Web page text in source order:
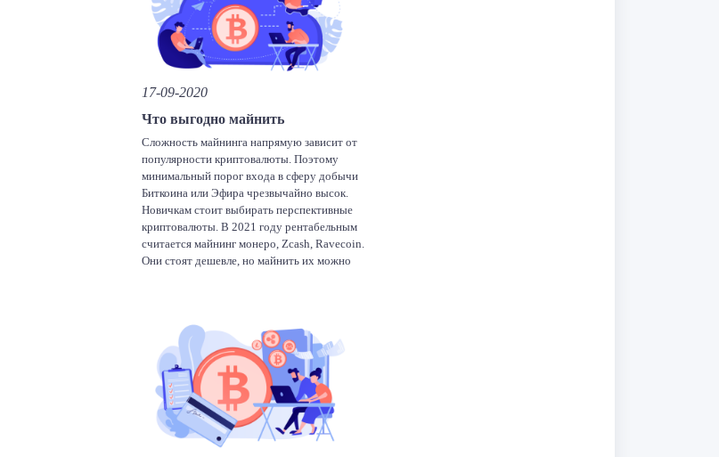
17-09-2020
Что выгодно майнить
Сложность майнинга напрямую зависит от
популярности криптовалюты. Поэтому
минимальный порог входа в сферу добычи
Биткоина или Эфира чрезвычайно высок.
Новичкам стоит выбирать перспективные
криптовалюты. В 2021 году рентабельным
считается майнинг монеро, Zcash, Ravecoin.
Они стоят дешевле, но майнить их можно
Facebook
Twitter
LinkedIn
VKTelegram
Отправить